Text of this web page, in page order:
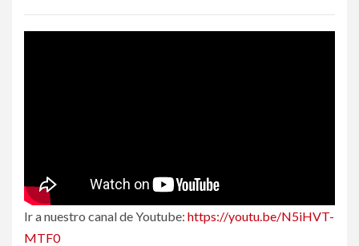
Ir a nuestro canal de Youtube: https://youtu.be/N5iHVT-
MTF0